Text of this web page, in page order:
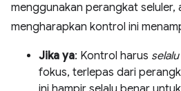
menggunakan perangkat seluler,
mengharapkan kontrol ini
Jika ya: Kontrol harus selalu
fokus, terlepas dari